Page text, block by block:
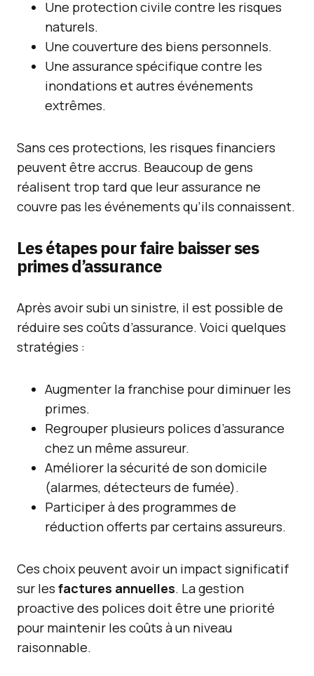
Une protection civile contre les risques
naturels.
Une couverture des biens personnels.
Une assurance spécifique contre les
inondations et autres événements
extrêmes.
Sans ces protections, les risques financiers
peuvent être accrus. Beaucoup de gens
réalisent trop tard que leur assurance ne
couvre pas les événements qu’ils connaissent.
Les étapes pour faire baisser ses
primes d’assurance
Après avoir subi un sinistre, il est possible de
réduire ses coûts d’assurance. Voici quelques
stratégies :
Augmenter la franchise pour diminuer les
primes.
Regrouper plusieurs polices d’assurance
chez un même assureur.
Améliorer la sécurité de son domicile
(alarmes, détecteurs de fumée).
Participer à des programmes de
réduction offerts par certains assureurs.
Ces choix peuvent avoir un impact significatif
sur les factures annuelles. La gestion
proactive des polices doit être une priorité
pour maintenir les coûts à un niveau
raisonnable.